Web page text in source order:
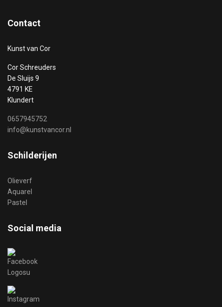
Contact
Kunst van Cor
Cor Schreuders
De Sluijs 9
4791 KE
Klundert
0657945752
info@kunstvancor.nl
Schilderijen
Olieverf
Aquarel
Pastel
Social media